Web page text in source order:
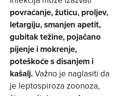
povraćanje, žuticu, proljev,
letargiju, smanjen apetit,
gubitak težine, pojačano
pijenje i mokrenje,
poteškoće s disanjem i
kašalj.Važno je naglasiti da
je leptospiroza zoonoza,